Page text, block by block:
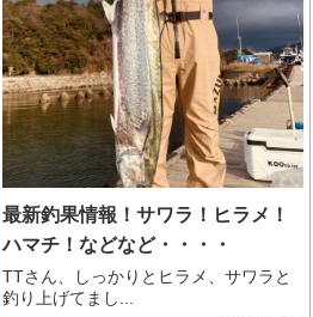
最新釣果情報！サワラ！ヒラメ！
ハマチ！などなど・・・・
TTさん、しっかりとヒラメ、サワラと
釣り上げてまし...